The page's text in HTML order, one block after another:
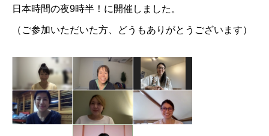
日本時間の夜9時半！に開催しました。
（ご参加いただいた方、どうもありがとうございます）